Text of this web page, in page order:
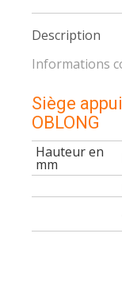
Description
Informations
Siège
OBLONG
Hauteur en
mm